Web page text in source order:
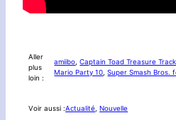
Aller
plus
loin :
amiibo, Captain Toad Treasure
Mario Party 10, Super Smash Bros.
Voir aussi :Actualité , Nouvelle